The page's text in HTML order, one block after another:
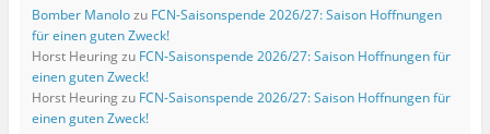
Bomber Manolozu FCN-Saisonspende 2026/27: Saison Hoffnungen
für einen guten Zweck!
Horst Heuring zu FCN-Saisonspende 2026/27: Saison Hoffnungen für
einen guten Zweck!
Horst Heuring zu FCN-Saisonspende 2026/27: Saison Hoffnungen für
einen guten Zweck!